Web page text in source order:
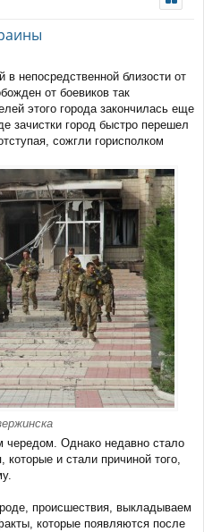
непосредственной близости от
от боевиков так
этого города закончилась еще
зачистки город быстро перешел
сожгли горисполком
чередом. Однако недавно стало
и стали причиной того,
происшествия, выкладываем
которые появляются после